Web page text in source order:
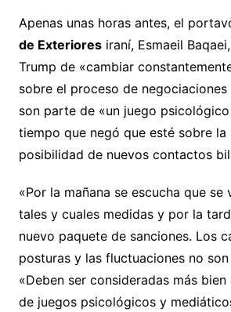
Apenas unas horas antes, el
de Exterioresiraní, Esmaeil
Trump de «cambiar
sobre el proceso de
son parte de «un juego
tiempo que negó que esté sobre la
posibilidad de nuevos contactos
«Por la mañana se escucha que se
tales y cuales medidas y por la
nuevo paquete de sanciones. Los
posturas y las fluctuaciones no
«Deben ser consideradas más
de juegos psicológicos y